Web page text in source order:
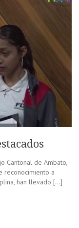
Cantonal de Ambato,
reconocimiento a
han llevado […]